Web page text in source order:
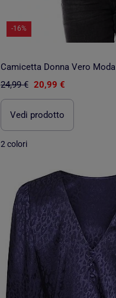
-16%
Camicetta Donna Vero Moda
24,99 € 20,99 €
Vedi prodotto
2 colori